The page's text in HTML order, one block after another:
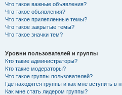
Что такое важные объявления?
Что такое объявления?
Что такое прилепленные темы?
Что такое закрытые темы?
Что такое значки тем?
Уровни пользователей и группы
Кто такие администраторы?
Кто такие модераторы?
Что такое группы пользователей?
Где находятся группы и как мне вступить в
Как мне стать лидером группы?